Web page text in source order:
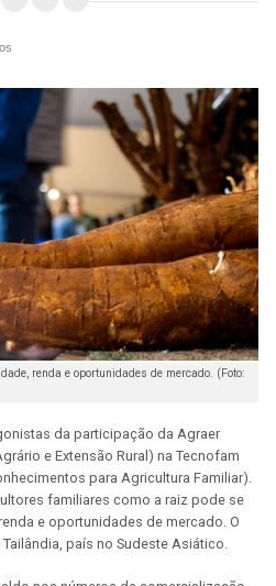
renda e oportunidades de mercado. (Foto:
da participação da Agraer
e Extensão Rural) na Tecnofam
para Agricultura Familiar).
familiares como a raiz pode se
e oportunidades de mercado. O
país no Sudeste Asiático.